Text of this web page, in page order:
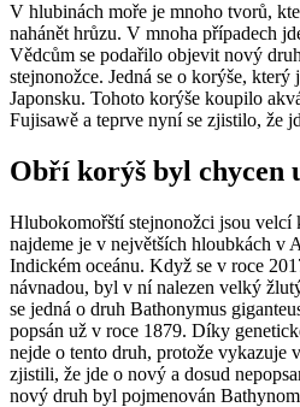
V hlubinách moře je mnoho tvorů,
nahánět hrůzu. V mnoha případech
Vědcům se podařilo objevit nový
stejnonožce. Jedná se o korýše,
Japonsku. Tohoto korýše koupilo
Fujisawě a teprve nyní se zjistilo, že
Obří korýš byl chycen
Hlubokomořští stejnonožci jsou velcí
najdeme je v největších hloubkách v
Indickém oceánu. Když se v roce
návnadou, byl v ní nalezen velký
se jedná o druh Bathonymus
popsán už v roce 1879. Díky
nejde o tento druh, protože vykazuje
zjistili, že jde o nový a dosud
nový druh byl pojmenován